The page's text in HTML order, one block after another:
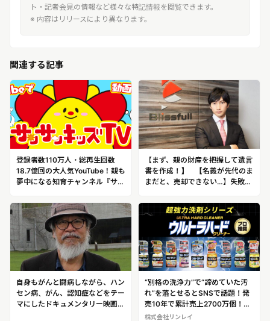
ト・記者会見の情報など様々な特記情報を閲覧できます。
※ 内容はリリースにより異なります。
関連する記事
登録者数110万人・総再生回数
18.7億回の大人気YouTube！親も
夢中になる知育チャンネル『サン
社 aquwa
【まず、親の財産を把握して遺言
書を作成！】 【名義が先代のま
まだと、売却できない…】失敗し
授！世界初の不動産テックを開発
した業界のパイオニア 株式会社
ブリスフル代表取締役 大石裕樹
（おおいし・ゆうき）
自身もがんと闘病しながら、ハン
セン病、がん、認知症などをテー
マにしたドキュメンタリー映画を
“別格の洗浄力”で“諦めていた汚
れ”を落とせるとSNSで話題！発
売10年で累計売上2700万個！超
人気洗剤を開発した 創業80年の
株式会社リンレイ